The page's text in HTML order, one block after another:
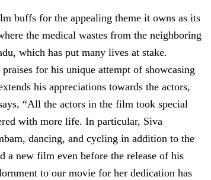
buffs for the appealing theme it owns as its
the medical wastes from the neighboring
which has put many lives at stake.
for his unique attempt of showcasing
his appreciations towards the actors,
“All the actors in the film took special
with more life. In particular, Siva
dancing, and cycling in addition to the
a new film even before the release of his
to our movie for her dedication has